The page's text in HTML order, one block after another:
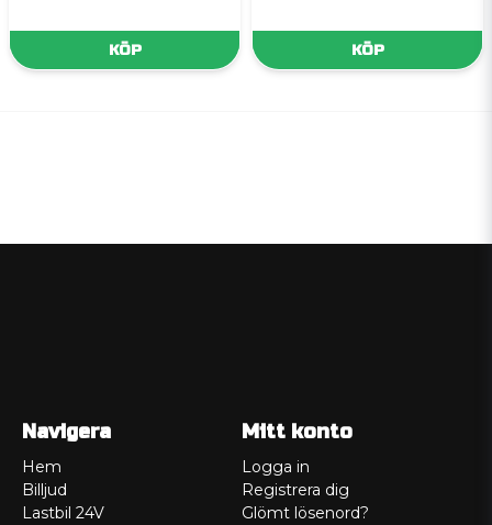
KÖP KÖP
Navigera
Hem
Billjud
Lastbil 24V
Mitt konto
Logga in
Registrera dig
Glömt lösenord?